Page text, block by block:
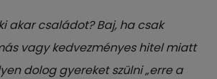
akar családot? Baj, ha csak
vagy kedvezményes hitel miatt
dolog gyereket szülni „erre a